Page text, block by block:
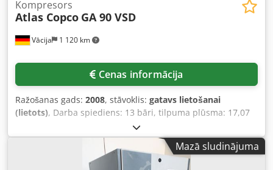
Vācija 1 120 km
Kompresors
Atlas Copco GA 90 VSD
Cenas informācija
Ražošanas gads: 2008, stāvoklis: gatavs lietošanai
(lietots), Darba spiediens: 13 bāri, tilpuma plūsma: 17,07
m³/min, motora jauda: 90 kW, motora apgriezieni: 3480
apgr./min, svars: apmēram 1750 kg. Iekārtas frekvenču
pārveidotājs ir bojāts. Ir iespējama apskate uz vietas.
Cjdpfx Aexmkc Tsmuorf
Mazā sludinājuma